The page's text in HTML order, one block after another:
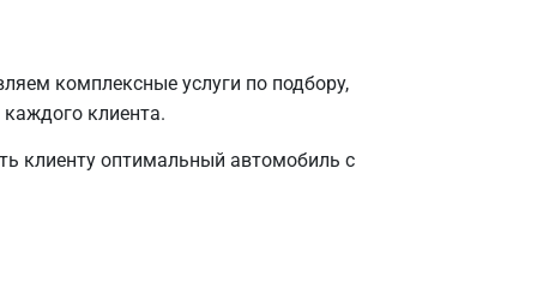
комплексные услуги по подбору,
клиента.
клиенту оптимальный автомобиль с